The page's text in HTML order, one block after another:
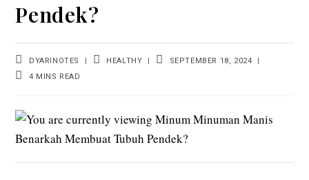
Pendek?
POST
AUTHOR:
DYARINOTES
POSTHEALTHY
POSTSEPTEMBER 18, 2024
READING
4 MINS READ